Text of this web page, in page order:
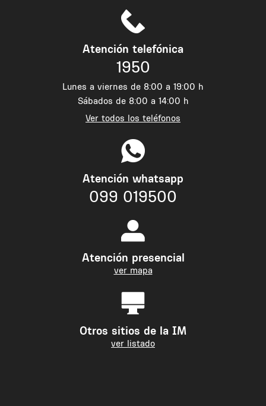
Atención telefónica
1950
Lunes a viernes de 8:00 a 19:00 h
Sábados de 8:00 a 14:00 h
Ver todos los teléfonos
Atención whatsapp
099 019500
Atención presencial
ver mapa
Otros sitios de la IM
ver listado